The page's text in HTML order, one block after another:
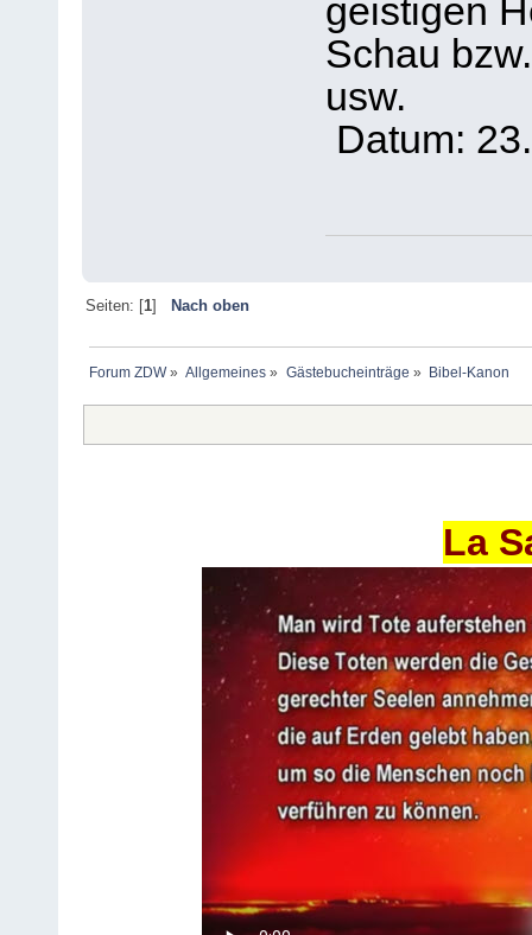
geistigen
Schau
usw.
Datum:
Seiten: [1] Nach oben
Forum ZDW» Allgemeines » Gästebucheinträge » Bibel-Kanon
La